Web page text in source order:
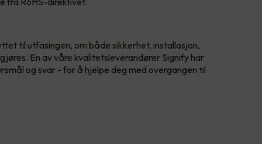
til utfasingen, om både sikkerhet, installasjon,
En av våre kvalitetsleverandører Signify har
og svar - for å hjelpe deg med overgangen til